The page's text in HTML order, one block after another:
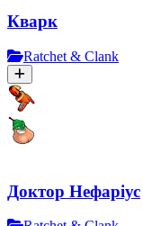
Кварк
Ratchet & Clank
Доктор Нефаріус